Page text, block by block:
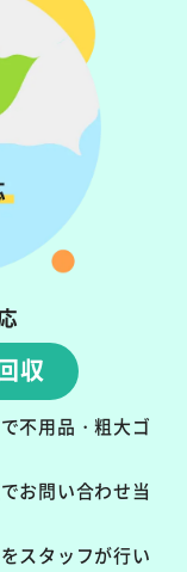
収
不用品・粗大ゴ
お問い合わせ当
スタッフが行い